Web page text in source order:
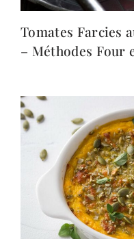
Tomates Farcies
– Méthodes Four